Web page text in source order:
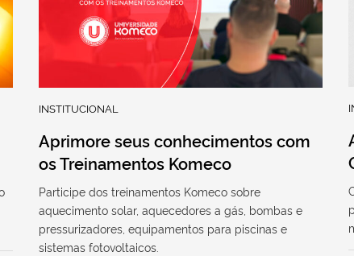
INSTITUCIONAL
Aprimore seus conhecimentos com
os Treinamentos Komeco
Participe dos treinamentos Komeco sobre
aquecimento solar, aquecedores a gás, bombas e
pressurizadores, equipamentos para piscinas e
sistemas fotovoltaicos.